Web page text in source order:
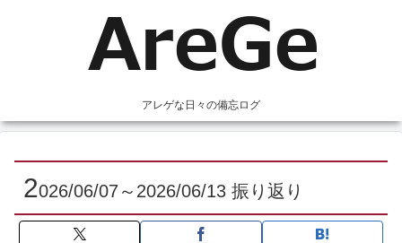
アレゲな日々の備忘ログ
2026/06/07～2026/06/13 振り返り